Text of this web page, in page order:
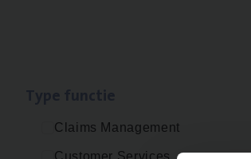
Claims Management
Customer Services